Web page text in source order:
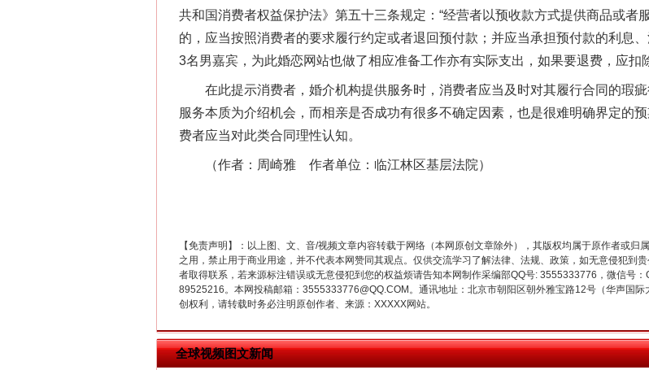
共和国消费者权益保护法》第五十三条规定：“经营者以预收款方式提供商品或者
的，应当按照消费者的要求履行约定或者退回预付款；并应当承担预付款的利息
3名男嘉宾，为此婚恋网站也做了相应准备工作亦有实际支出，如果要退费，应扣
在此提示消费者，婚介机构提供服务时，消费者应当及时对其履行合同的瑕疵
服务本质为介绍机会，而相亲是否成功有很多不确定因素，也是很难明确界定的
费者应当对此类合同理性认知。
（作者：周崎雅 作者单位：临江林区基层法院）
【免责声明】：以上图、文、音/视频文章内容转载于网络（本网原创文章除外），其版权均属于原作者或
之用，禁止用于商业用途，并不代表本网赞同其观点。仅供交流学习了解法律、法规、政策，如无意侵犯到
者取得联系，若来源标注错误或无意侵犯到您的权益烦请告知本网制作采编部QQ号: 3555333776，微信号
89525216。本网投稿邮箱：3555333776@QQ.COM。通讯地址：北京市朝阳区朝外雅宝路12号（华声国
创权利，请转载时务必注明原创作者、来源：XXXXX网站。
全球视频图文新闻
这是一记警钟！ 谢谢有你温暖了四季
在谋一域中谋全局
今年投资意愿榜揭晓